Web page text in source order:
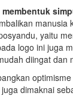
yaitu
logo ini juga
diingat dan
dimaknai